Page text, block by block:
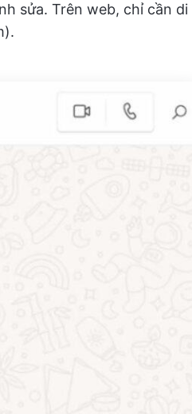
sửa. Trên web, chỉ cần di